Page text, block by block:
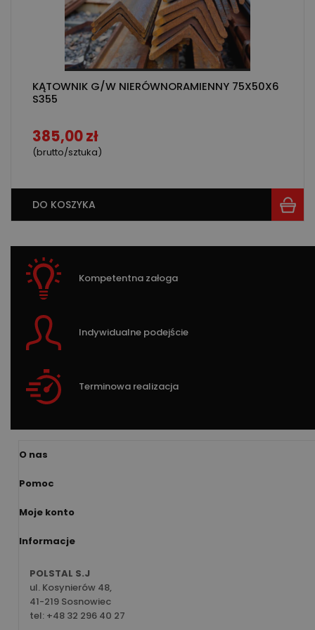
KĄTOWNIK G/W NIERÓWNORAMIENNY 75X50X6
S355
385,00 zł
(brutto/sztuka)
DO KOSZYKA
Kompetentna załoga
Indywidualne podejście
Terminowa realizacja
O nas
Pomoc
Moje konto
Informacje
POLSTAL S.J
ul. Kosynierów 48,
41-219 Sosnowiec
tel: +48 32 296 40 27